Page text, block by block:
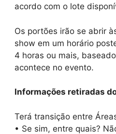
acordo com o lote
Os portões irão se abrir
show em um horário
4 horas ou mais,
acontece no evento.
Informações retiradas
Terá transição entre
•⁠ ⁠Se sim, entre quais?